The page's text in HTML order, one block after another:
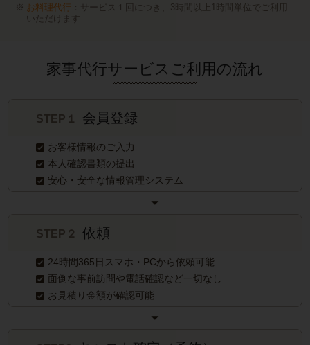
お料理代行 ：サービス１回につき、3時間以上1時間単位でご利用
いただけます
家事代行サービスご利用の流れ
STEP１ 会員登録
お客様情報のご入力
本人確認書類の提出
安心・安全な情報管理システム
STEP２依頼
24時間365日スマホ・PCから依頼可能
面倒な事前訪問や電話確認など一切なし
お見積り金額が確認可能